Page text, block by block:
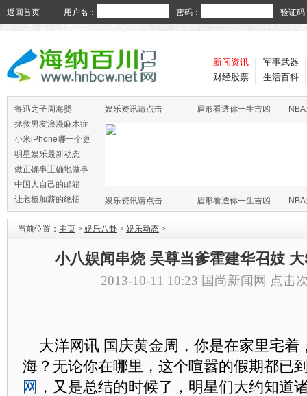
返回首页 用户名： 密码： 验证码
新闻资讯
财经股票
军事武器
生活百科
鲁迅之子周海婴
拯救男友浪漫麻木症
小米iPhone哪一个更
火
明星娱乐最新动态
做正确事正确地做事
中国人自己的邮箱
让老板加薪的绝招
娱乐资讯请点击 眉形看透你一生吉凶
娱乐资讯请点击 眉形看透你一生吉凶
当前位置： 主页 > 娱乐八卦 > 娱乐动态 >
小八娱闻串烧 吴尊当爹霍建华召妓
2013-10-11 10:23 国尚新闻网 点击
大洋网讯 国庆黄金周，你是在家里宅着
海？无论你在哪里，这个喧嚣的假期都已
网 ，又是总结的时候了，明星们大约知道